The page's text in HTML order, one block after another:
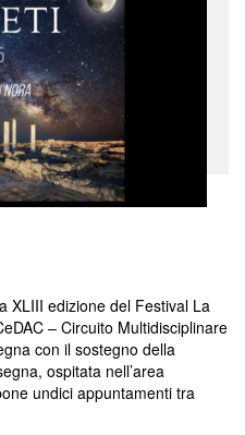
XLIII edizione del Festival La
– Circuito Multidisciplinare
con il sostegno della
ospitata nell’area
undici appuntamenti tra